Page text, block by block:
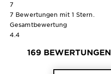
7
7 Bewertungen mit 1 Stern.
Gesamtbewertung
4.4
169 BEWERTUNGEN